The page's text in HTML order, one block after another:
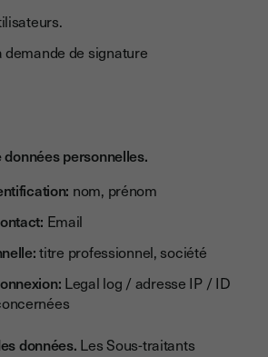
demande de signature
personnelles.
nom, prénom
Email
titre professionnel, société
Legal log / adresse IP / ID
données. Les Sous-traitants